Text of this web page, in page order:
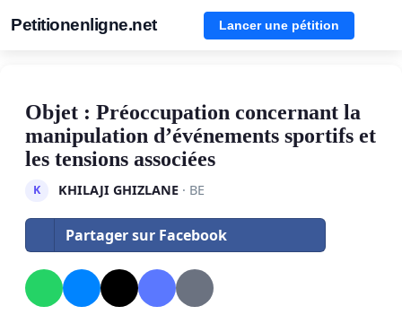
Petitionenligne.net Lancer une pétition
Objet : Préoccupation concernant la
manipulation d’événements sportifs et
les tensions associées
K KHILAJI GHIZLANE· BE
Partager sur Facebook